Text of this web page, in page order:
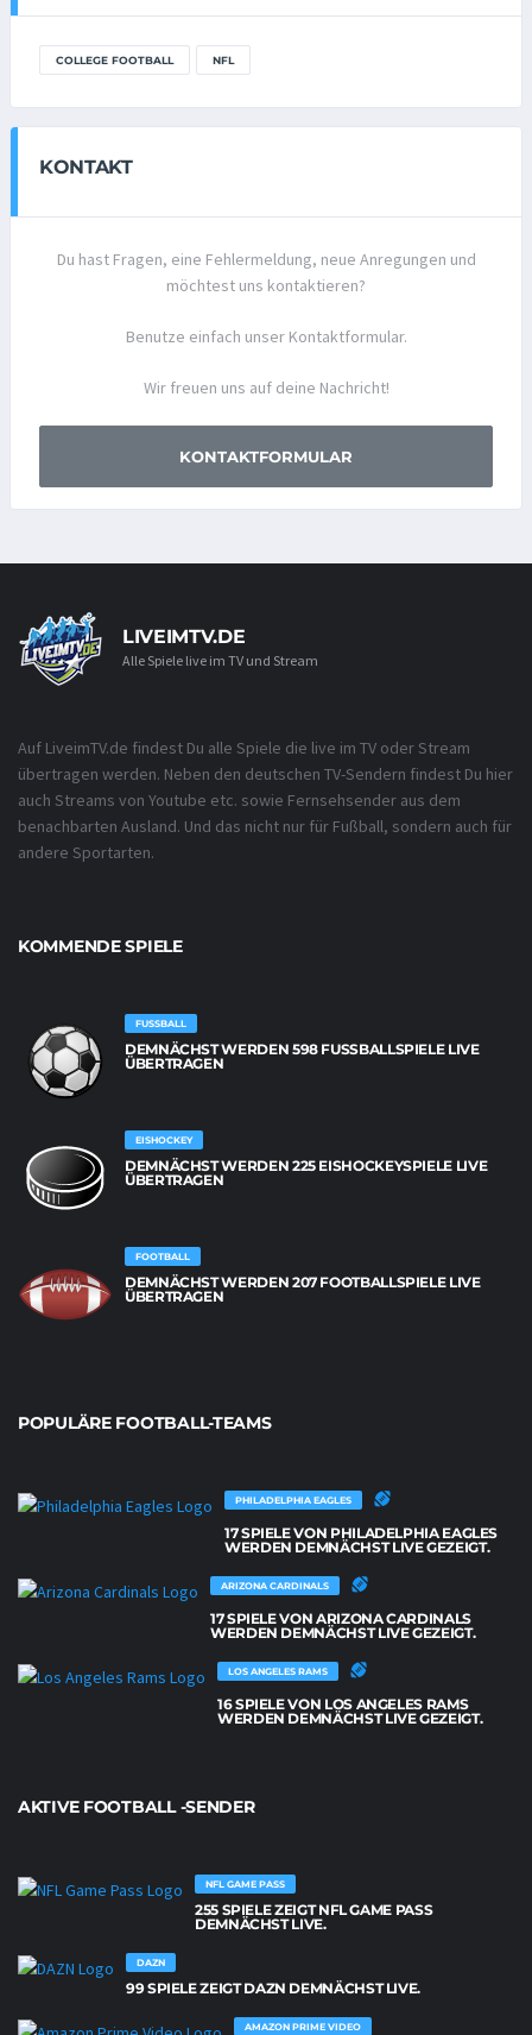
COLLEGE FOOTBALL NFL
KONTAKT
Du hast Fragen, eine Fehlermeldung, neue Anregungen und
möchtest uns kontaktieren?
Benutze einfach unser Kontaktformular.
Wir freuen uns auf deine Nachricht!
KONTAKTFORMULAR
LIVEIMTV.DE
Alle Spiele live im TV und Stream
Auf LiveimTV.de findest Du alle Spiele die live im TV oder Stream
übertragen werden. Neben den deutschen TV-Sendern findest Du hier
auch Streams von Youtube etc. sowie Fernsehsender aus dem
benachbarten Ausland. Und das nicht nur für Fußball, sondern auch für
andere Sportarten.
KOMMENDE SPIELE
FUSSBALL
DEMNÄCHST WERDEN 598 FUSSBALLSPIELE LIVE Ü
BERTRAGEN
EISHOCKEY
DEMNÄCHST WERDEN 225 EISHOCKEYSPIELE LIVE
ÜBERTRAGEN
FOOTBALL
DEMNÄCHST WERDEN 207 FOOTBALLSPIELE LIVE
ÜBERTRAGEN
POPULÄRE FOOTBALL-TEAMS
PHILADELPHIA EAGLES
17 SPIELE VON PHILADELPHIA EAGLES
WERDEN DEMNÄCHST LIVE GEZEIGT.
ARIZONA CARDINALS
17 SPIELE VON ARIZONA CARDINALS
WERDEN DEMNÄCHST LIVE GEZEIGT.
LOS ANGELES RAMS
16 SPIELE VON LOS ANGELES RAMS
WERDEN DEMNÄCHST LIVE GEZEIGT.
AKTIVE FOOTBALL -SENDER
NFL GAME PASS
255 SPIELE ZEIGT NFL GAME PASS
DEMNÄCHST LIVE.
DAZN
99 SPIELE ZEIGT DAZN DEMNÄCHST LIVE.
AMAZON PRIME VIDEO